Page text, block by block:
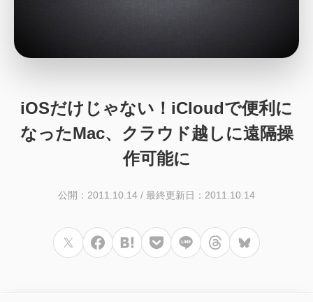
iOSだけじゃない！iCloudで便利に
なったMac、クラウド越しに遠隔操
作可能に
公開：2011.10.14 / 最終更新日：2011.10.14